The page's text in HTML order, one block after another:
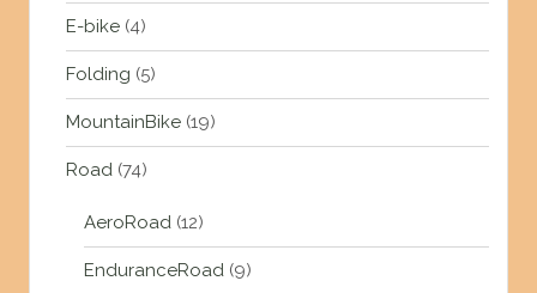
E-bike(4)
Folding (5)
MountainBike(19)
Road(74)
AeroRoad(12)
EnduranceRoad(9)